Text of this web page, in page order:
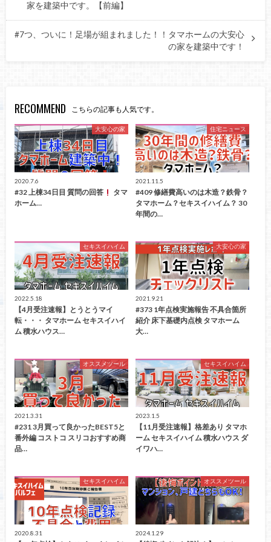
家を建築中です。【前編】
#7つ、ついに！足場が組まれました！！タマホームの大安心
の家を建築中です！
RECOMMEND こちらの記事も人気です。
大安心の家
2020.7.6
#32 上棟34日目 質問の回答
タマ
ホーム…
住宅ニュース
2021.11.5
#409 修繕費高いのは木造？鉄骨？
タマホーム？セキスイハイム？ 30
年間の…
セキスイハイム
2022.5.18
【4月受注速報】とうとうマイ
転・・・ タマホーム セキスイハイ
ム 積水ハウス…
大安心の家
2021.9.21
#373 1年点検実施報告 不具合箇所
紹介 床下基礎内点検 ​タマホーム
大…
オススメツール
2021.3.31
#231 3月買って良かったBEST5と
番外編 コストコ スリコおすすめ商
品…
セキスイハイム
2023.1.5
【11月受注速報】格差あり タマホ
ーム セキスイハイム 積水ハウス ダ
イワハ…
セキスイハイム
2020.8.31
オススメツール
2024.1.29